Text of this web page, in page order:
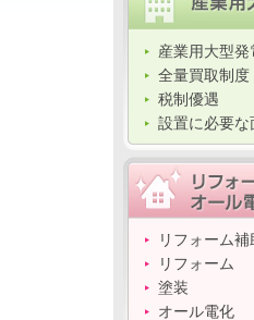
産業用大型発
全量買取制度
税制優遇
設置に必要な
リフォーム
リフォーム
塗装
オール電化